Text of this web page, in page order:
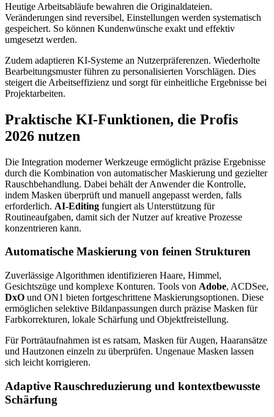
Heutige Arbeitsabläufe bewahren die Originaldateien.
Veränderungen sind reversibel, Einstellungen werden systematisch
gespeichert. So können Kundenwünsche exakt und effektiv
umgesetzt werden.
Zudem adaptieren KI-Systeme an Nutzerpräferenzen. Wiederholte
Bearbeitungsmuster führen zu personalisierten Vorschlägen. Dies
steigert die Arbeitseffizienz und sorgt für einheitliche Ergebnisse bei
Projektarbeiten.
Praktische KI-Funktionen, die Profis
2026 nutzen
Die Integration moderner Werkzeuge ermöglicht präzise Ergebnisse
durch die Kombination von automatischer Maskierung und gezielter
Rauschbehandlung. Dabei behält der Anwender die Kontrolle,
indem Masken überprüft und manuell angepasst werden, falls
erforderlich. AI-Editing fungiert als Unterstützung für
Routineaufgaben, damit sich der Nutzer auf kreative Prozesse
konzentrieren kann.
Automatische Maskierung von feinen Strukturen
Zuverlässige Algorithmen identifizieren Haare, Himmel,
Gesichtszüge und komplexe Konturen. Tools von Adobe, ACDSee,
DxO und ON1 bieten fortgeschrittene Maskierungsoptionen. Diese
ermöglichen selektive Bildanpassungen durch präzise Masken für
Farbkorrekturen, lokale Schärfung und Objektfreistellung.
Für Porträtaufnahmen ist es ratsam, Masken für Augen, Haaransätze
und Hautzonen einzeln zu überprüfen. Ungenaue Masken lassen
sich leicht korrigieren.
Adaptive Rauschreduzierung und kontextbewusste
Schärfung